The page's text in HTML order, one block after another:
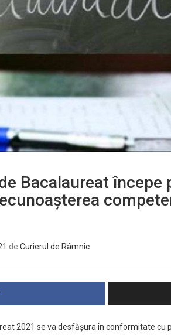
Bacalaureat începe
de Curierul de Râmnic
2021 se va desfăşura în conformitate cu